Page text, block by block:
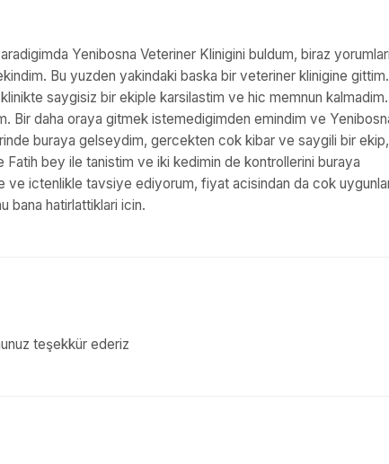
Yenibosna Veteriner Klinigini buldum, biraz yorumlari
Bu yuzden yakindaki baska bir veteriner klinigine gittim.
saygisiz bir ekiple karsilastim ve hic memnun kalmadim.
Bir daha oraya gitmek istemedigimden emindim ve
buraya gelseydim, gercekten cok kibar ve saygili bir ekip,
bey ile tanistim ve iki kedimin de kontrollerini buraya
ictenlikle tavsiye ediyorum, fiyat acisindan da cok
bana hatirlattiklari icin.
teşekkür ederiz